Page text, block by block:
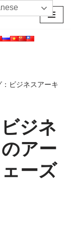
ビジネスアーキ
ジネ
アー
ーズ